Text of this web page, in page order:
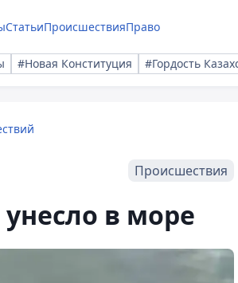
СтатьиПроисшествияПраво
#Новая Конституция #Гордость
Происшествия
в море